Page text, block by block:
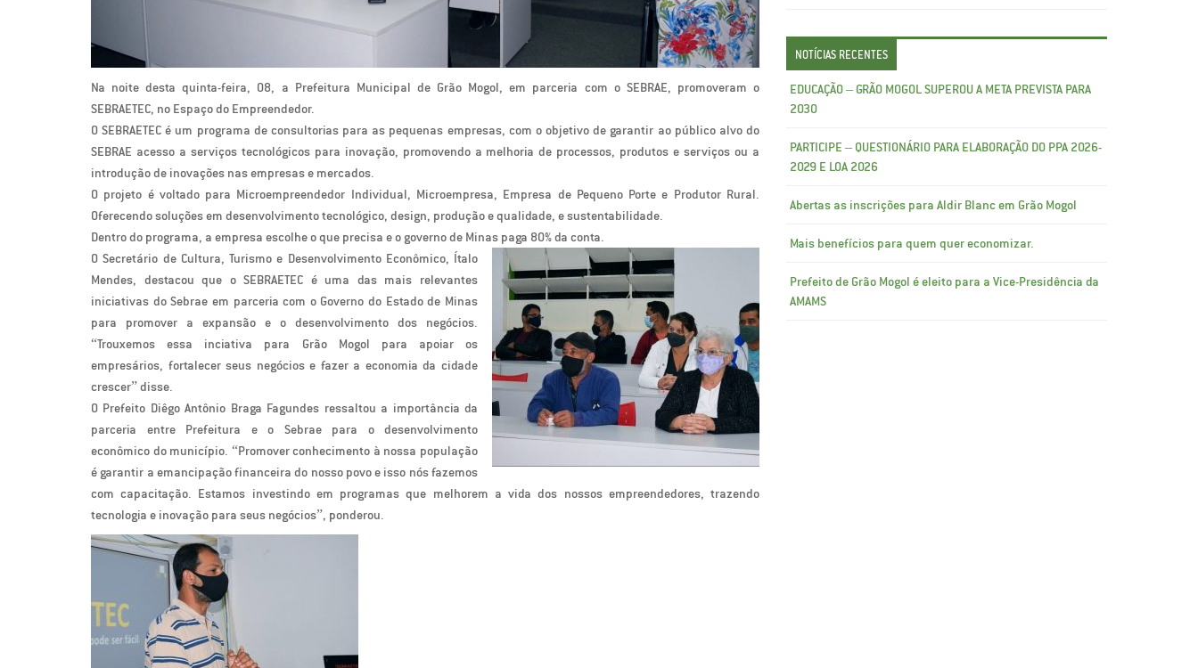
Na noite desta quinta-feira, 08, a Prefeitura Municipal de Grão Mogol, em parceria com o SEBRAE, promoveram o
SEBRAETEC, no Espaço do Empreendedor.
O SEBRAETEC é um programa de consultorias para as pequenas empresas, com o objetivo de garantir ao público alvo do
SEBRAE acesso a serviços tecnológicos para inovação, promovendo a melhoria de processos, produtos e serviços ou a
introdução de inovações nas empresas e mercados.
O projeto é voltado para Microempreendedor Individual, Microempresa, Empresa de Pequeno Porte e Produtor Rural.
Oferecendo soluções em desenvolvimento tecnológico, design, produção e qualidade, e sustentabilidade.
Dentro do programa, a empresa escolhe o que precisa e o governo de Minas paga 80% da conta.
O Secretário de Cultura, Turismo e Desenvolvimento Econômico, Ítalo
Mendes, destacou que o SEBRAETEC é uma das mais relevantes
iniciativas do Sebrae em parceria com o Governo do Estado de Minas
para promover a expansão e o desenvolvimento dos negócios.
“Trouxemos essa inciativa para Grão Mogol para apoiar os
empresários, fortalecer seus negócios e fazer a economia da cidade
crescer” disse.
O Prefeito Diêgo Antônio Braga Fagundes ressaltou a importância da
parceria entre Prefeitura e o Sebrae para o desenvolvimento
econômico do município. “Promover conhecimento à nossa população
é garantir a emancipação financeira do nosso povo e isso nós fazemos
com capacitação. Estamos investindo em programas que melhorem a vida dos nossos empreendedores, trazendo
tecnologia e inovação para seus negócios”, ponderou.
NOTÍCIAS RECENTES
EDUCAÇÃO – GRÃO MOGOL SUPEROU A META PREVISTA PARA
2030
PARTICIPE – QUESTIONÁRIO PARA ELABORAÇÃO DO PPA 2026-
2029 E LOA 2026
Abertas as inscrições para Aldir Blanc em Grão Mogol
Mais benefícios para quem quer economizar.
Prefeito de Grão Mogol é eleito para a Vice-Presidência da
AMAMS